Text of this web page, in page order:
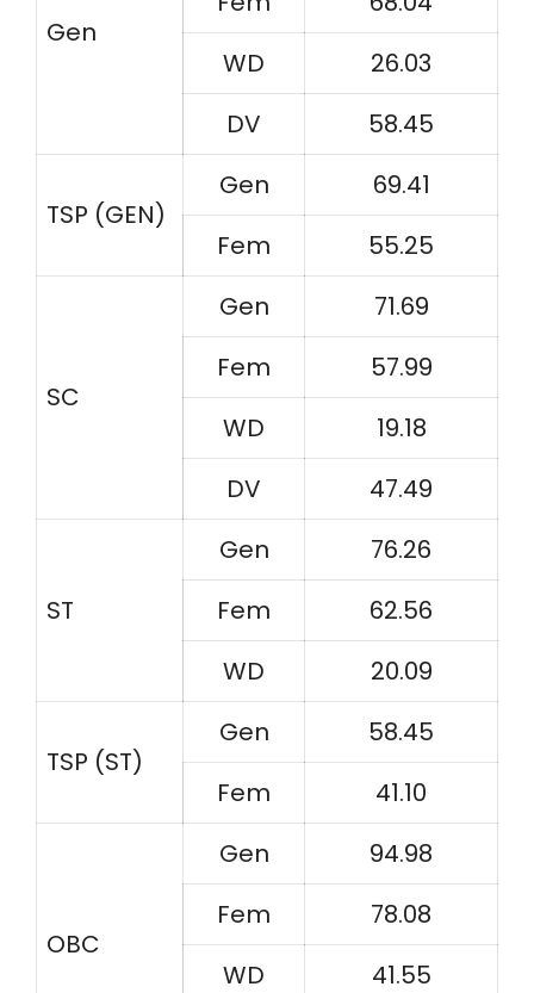
Gen
WD
26.03
DV
58.45
TSP (GEN)
Gen
69.41
Fem
55.25
SC
Gen
71.69
Fem
57.99
WD
19.18
DV
47.49
ST
Gen
76.26
Fem
62.56
WD
20.09
TSP (ST)
Gen
58.45
Fem
41.10
OBC
Gen
94.98
Fem
78.08
WD
41.55